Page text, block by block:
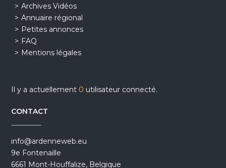
Archives Vidéos
Annuaire régional
Petites annonces
FAQ
Mentions légales
Il y a actuellement 0 utilisateur connecté.
CONTACT
info@ardenneweb.eu
9e Fontenaille
6661 Mont-Houffalize, Belgique